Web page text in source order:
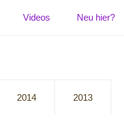
Videos Neu hier?
2014 2013